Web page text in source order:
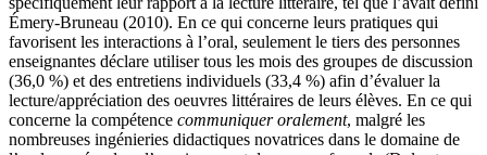
Émery-Bruneau (2010). En ce qui concerne leurs pratiques qui
favorisent les interactions à l’oral, seulement le tiers des personnes
enseignantes déclare utiliser tous les mois des groupes de discussion
(36,0 %) et des entretiens individuels (33,4 %) afin d’évaluer la
lecture/appréciation des oeuvres littéraires de leurs élèves. En ce qui
concerne la compétence communiquer oralement, malgré les
nombreuses ingénieries didactiques novatrices dans le domaine de